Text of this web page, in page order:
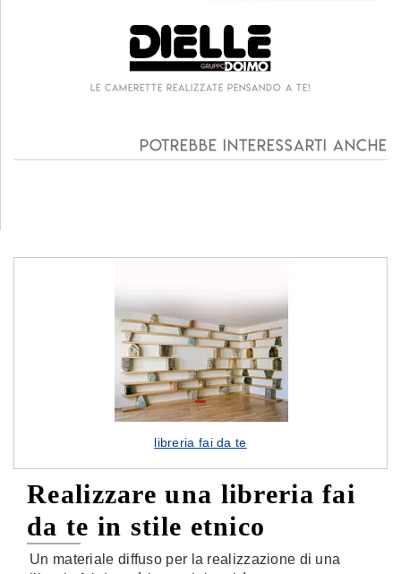
libreria fai da te
Realizzare una libreria fai
da te in stile etnico
Un materiale diffuso per la realizzazione di una
Le camerette realizzate pensando a te!
Potrebbe interessarti anche